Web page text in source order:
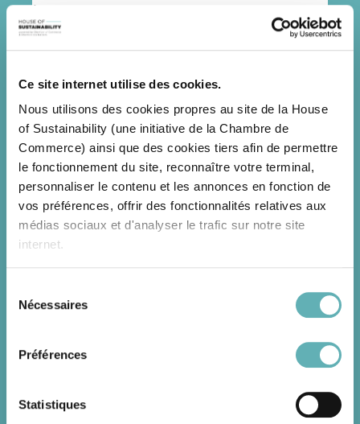
Ce site internet utilise des cookies.
Nous utilisons des cookies propres au site de la House
of Sustainability (une initiative de la Chambre de
Commerce) ainsi que des cookies tiers afin de permettre
le fonctionnement du site, reconnaître votre terminal,
personnaliser le contenu et les annonces en fonction de
vos préférences, offrir des fonctionnalités relatives aux
médias sociaux et d'analyser le trafic sur notre site
internet.
Grâce au présent bandeau, vous pouvez accepter,
à l’exception des cookies strictement nécessaires au
fonctionnement du site. Une description des différents
dessus.
Nécessaires
Préférences
Statistiques
et des moments d’échange, le forum proposera une lecture
campagne de Bill Clinton en 1992, « It’s the economy, stupid
Une question forte sera au cœur des échanges :
« Quel est le coût de l’inaction ? »
Autour de ce thème central, le forum explorera les
conséquences économiques, sociales et politiques du statu
quo dans trois domaines clés qui façonnent déjà notre avenir
:
transition technologique